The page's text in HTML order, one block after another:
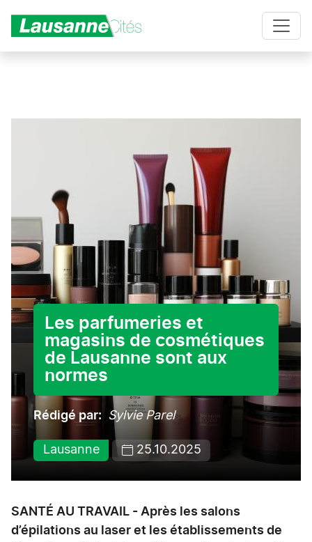
Les parfumeries et
magasins de cosmétiques
de Lausanne sont aux
normes
Rédigé par Sylvie Parel
Lausanne 25.10.2025
SANTÉ AU TRAVAIL - Après les salons
d’épilations au laser et les établissements de